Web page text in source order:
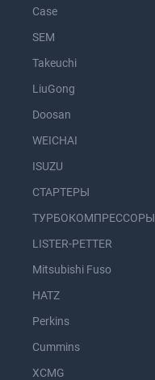
Case
SEM
Takeuchi
LiuGong
Doosan
WEICHAI
ISUZU
СТАРТЕРЫ
ТУРБОКОМПРЕССОРЫ
LISTER-PETTER
Mitsubishi Fuso
HATZ
Perkins
Cummins
XCMG